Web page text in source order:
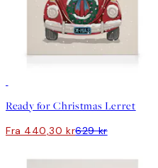
Ready for Christmas Lerret
Fra 440,30 kr629 kr